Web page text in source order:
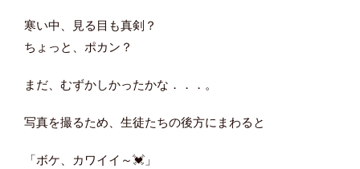
寒い中、見る目も真剣？
ちょっと、ポカン？
まだ、むずかしかったかな．．．。
写真を撮るため、生徒たちの後方にまわると
「ボケ、カワイイ～💓」